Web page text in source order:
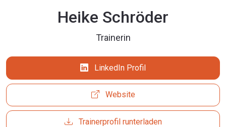
Heike Schröder
Trainerin
LinkedIn Profil
Website
Trainerprofil runterladen